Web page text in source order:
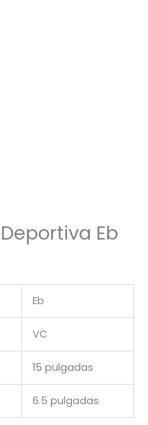
Eb
Eb
VC
15 pulgadas
6.5 pulgadas